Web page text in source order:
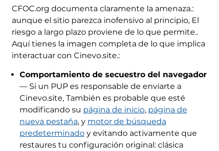
CFOC.org documenta claramente la amenaza.:
aunque el sitio parezca inofensivo al principio, El
riesgo a largo plazo proviene de lo que permite..
Aquí tienes la imagen completa de lo que implica
interactuar con Cinevo.site.:
Comportamiento de secuestro del navegador
— Si un PUP es responsable de enviarte a
Cinevo.site, También es probable que esté
modificando su página de inicio, página de
nueva pestaña, y motor de búsqueda
predeterminadoy evitando activamente que
restaures tu configuración original: clásica